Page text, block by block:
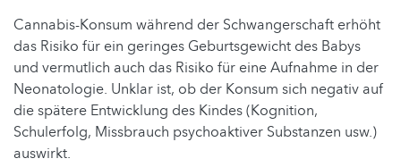
Cannabis-Konsum während der Schwangerschaft erhöht
das Risiko für ein geringes Geburtsgewicht des Babys
und vermutlich auch das Risiko für eine Aufnahme in der
Neonatologie. Unklar ist, ob der Konsum sich negativ auf
die spätere Entwicklung des Kindes (Kognition,
Schulerfolg, Missbrauch psychoaktiver Substanzen usw.)
auswirkt.